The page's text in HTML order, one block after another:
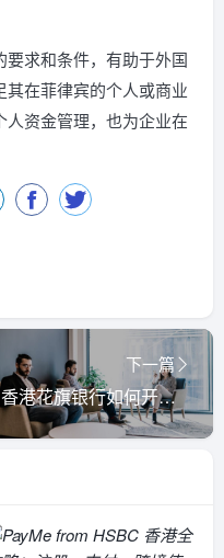
求和条件，有助于外国
在菲律宾的个人或商业
资金管理，也为企业在
下一篇
香港花旗银行如何开户？